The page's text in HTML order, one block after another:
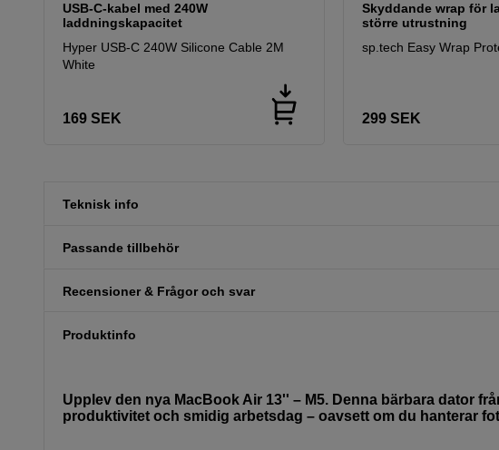
USB-C-kabel med 240W
laddningskapacitet
Hyper USB-C 240W Silicone Cable 2M
White
169 SEK
Skyddande wrap för
större utrustning
sp.tech Easy Wrap
299 SEK
Teknisk info
Passande tillbehör
Recensioner & Frågor och svar
Produktinfo
Upplev den nya MacBook Air 13'' – M5. Denna bärbara dator
produktivitet och smidig arbetsdag – oavsett om du hanterar